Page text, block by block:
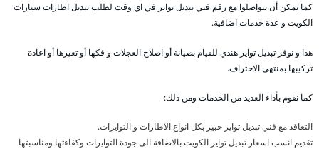
كما يمكن أن تتواصلوا مع رقم فني تبديل تواير في اي وقت لطلب تبديل اطارات سيارات
الكويت و عدة خدمات اضافية.
هذا و نوفر تبديل تواير هندي للقيام بصيانة أو اصلاح العجلات و فكها أو تغيرها أو اعادة
تركيبها بمنتهى الاحتراف.
كما نقوم بأداء العديد من الخدمات ومن ذلك:
التعاقد مع فني تبديل تواير خبير بكل انواع الاطارات و التوايرات.
تقديم انسب اسعار تبديل تواير الكويت بالاضافة الى جودة التوايرات وكفاءتها ومناسبتها